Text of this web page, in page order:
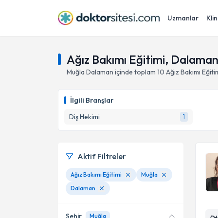
Uzmanlar
Ağız Bakımı Eğitimi,
Muğla Dalaman içinde toplam 10 Ağız Bakımı
İlgili Branşlar
Diş Hekimi
1
Aktif Filtreler
Ağız Bakımı Eğitimi
Muğla
Dalaman
Şehir Muğla